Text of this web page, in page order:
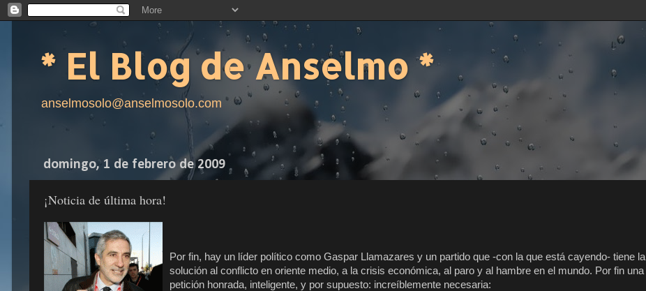
* El Blog de Anselmo *
anselmosolo@anselmosolo.com
domingo, 1 de febrero de 2009
¡Noticia de última hora!
Por fin, hay un líder político como Gaspar Llamazares y un partido que -con la que está cayendo- tiene la
solución al conflicto en oriente medio, a la crisis económica, al paro y al hambre en el mundo. Por fin una
petición honrada, inteligente, y por supuesto: increíblemente necesaria: